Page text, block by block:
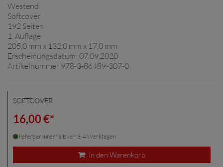
Westend
Softcover
192 Seiten
1. Auflage
205,0 mm x 132,0 mm x 17,0 mm
Erscheinungsdatum: 07.09.2020
Artikelnummer 978-3-86489-307-0
SOFTCOVER
16,00 €*
lieferbar innerhalb von 3-4 Werktagen
In den Warenkorb